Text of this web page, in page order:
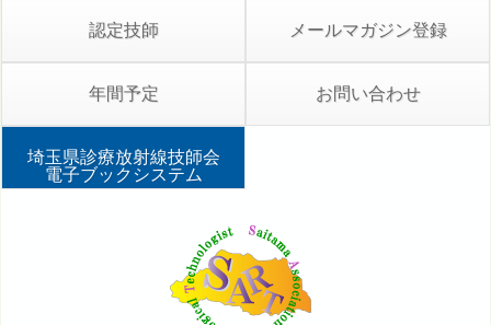
認定技師 メールマガジン登録
年間予定 お問い合わせ
埼玉県診療放射線技師会
電子ブックシステム